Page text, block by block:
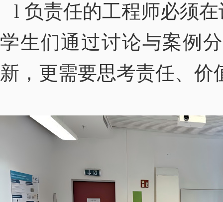
l 负责任的工程师必须
学生们通过讨论与案例
新，更需要思考责任、价